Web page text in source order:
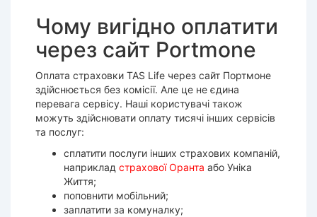
Чому вигідно оплатити
через сайт Portmone
Оплата страховки ТАS Life через сайт Портмоне
здійснюється без комісії. Але це не єдина
перевага сервісу. Наші користувачі також
можуть здійснювати оплату тисячі інших сервісів
та послуг:
сплатити послуги інших страхових компаній,
наприклад страхової Оранта або Уніка
Життя;
поповнити мобільний;
заплатити за комуналку;